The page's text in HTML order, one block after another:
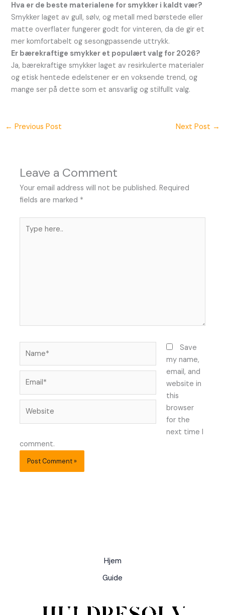
Hva er de beste materialene for smykker i kaldt vær?
Smykker laget av gull, sølv, og metall med børstede eller
matte overflater fungerer godt for vinteren, da de gir et
mer komfortabelt og sesongpassende uttrykk.
Er bærekraftige smykker et populært valg for 2026?
Ja, bærekraftige smykker laget av resirkulerte materialer
og etisk hentede edelstener er en voksende trend, og
mange ser på dette som et ansvarlig og stilfullt valg.
← Previous Post Next Post →
Leave a Comment
Your email address will not be published. Required
fields are marked *
here..
Save
my name,
email, and
website in
this
browser
for the
next time I
comment.
Hjem
Guide